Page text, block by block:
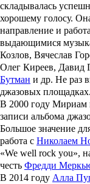
складывалась
хорошему голосу.
направление и
выдающимися
Козлов, Вячеслав
Олег Киреев, Давид
Бутман и др. Не раз
джазовых площадках.
В 2000 году Мириам
записи альбома
Большое значение
работа с Николаем
«We well rock you»,
честь Фредди
В 2014 году Алла